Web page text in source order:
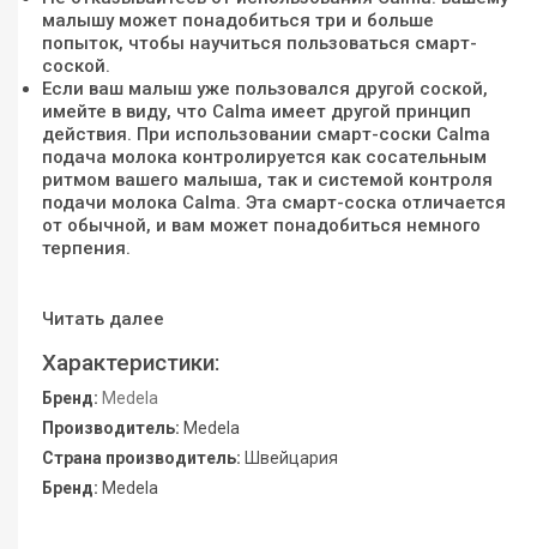
малышу может понадобиться три и больше
попыток, чтобы научиться пользоваться смарт-
соской.
Если ваш малыш уже пользовался другой соской,
имейте в виду, что Calma имеет другой принцип
действия. При использовании смарт-соски Calma
подача молока контролируется как сосательным
ритмом вашего малыша, так и системой контроля
подачи молока Calma. Эта смарт-соска отличается
от обычной, и вам может понадобиться немного
терпения.
Читать далее
Характеристики:
Бренд: Medela
Производитель: Medela
Страна производитель: Швейцария
Бренд: Medela